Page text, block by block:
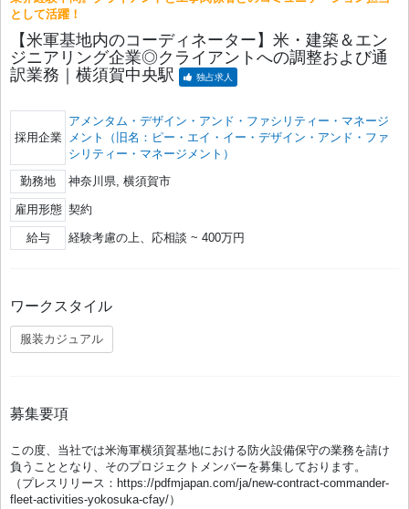
として活躍！
【米軍基地内のコーディネーター】米・建築＆エン
ジニアリング企業◎クライアントへの調整および通
訳業務｜横須賀中央駅
独占求人
採用企業
アメンタム・デザイン・アンド・ファシリティー・マネージ
メント（旧名：ピー・エイ・イー・デザイン・アンド・ファ
シリティー・マネージメント）
勤務地
神奈川県, 横須賀市
雇用形態 契約
給与 経験考慮の上、応相談 ~ 400万円
ワークスタイル
服装カジュアル
募集要項
この度、当社では米海軍横須賀基地における防火設備保守の業務を請け
負うこととなり、そのプロジェクトメンバーを募集しております。
（プレスリリース：https://pdfmjapan.com/ja/new-contract-commander-
fleet-activities-yokosuka-cfay/）